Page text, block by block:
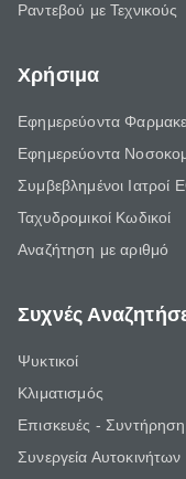
Ραντεβού με Τεχνικούς
Χρήσιμα
Εφημερεύοντα
Εφημερεύοντα
Συμβεβλημένοι Ιατροί
Ταχυδρομικοί Κωδικοί
Αναζήτηση με αριθμό
Συχνές
Ψυκτικοί
Κλιματισμός
Επισκευές -
Συνεργεία Αυτοκινήτων